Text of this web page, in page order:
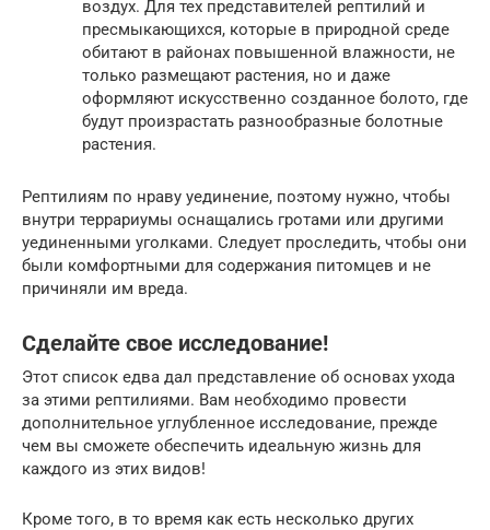
воздух. Для тех представителей рептилий и
пресмыкающихся, которые в природной среде
обитают в районах повышенной влажности, не
только размещают растения, но и даже
оформляют искусственно созданное болото, где
будут произрастать разнообразные болотные
растения.
Рептилиям по нраву уединение, поэтому нужно, чтобы
внутри террариумы оснащались гротами или другими
уединенными уголками. Следует проследить, чтобы они
были комфортными для содержания питомцев и не
причиняли им вреда.
Сделайте свое исследование!
Этот список едва дал представление об основах ухода
за этими рептилиями. Вам необходимо провести
дополнительное углубленное исследование, прежде
чем вы сможете обеспечить идеальную жизнь для
каждого из этих видов!
Кроме того, в то время как есть несколько других